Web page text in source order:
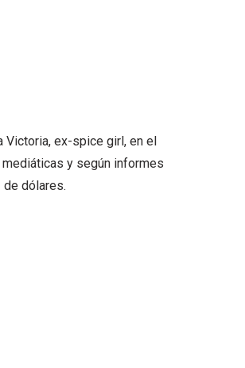
Victoria, ex-spice girl, en el
y según informes
dólares.